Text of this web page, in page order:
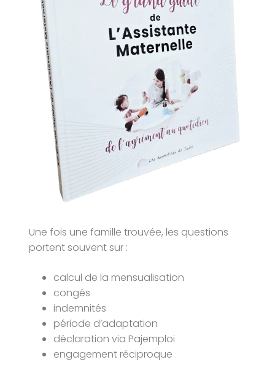
Une fois une famille trouvée, les questions
portent souvent sur :
calcul de la mensualisation
congés
indemnités
période d’adaptation
déclaration via Pajemploi
engagement réciproque